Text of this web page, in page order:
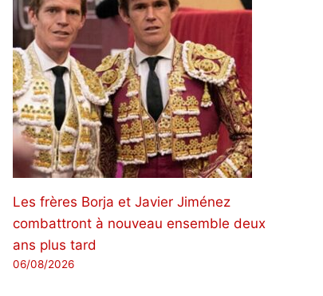
Les frères Borja et Javier Jiménez
combattront à nouveau ensemble deux
ans plus tard
06/08/2026